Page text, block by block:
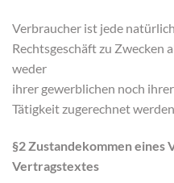
Verbraucher ist jede
Rechtsgeschäft zu Zwecken
weder
ihrer gewerblichen noch
Tätigkeit zugerechnet
§2 Zustandekommen eines
Vertragstextes